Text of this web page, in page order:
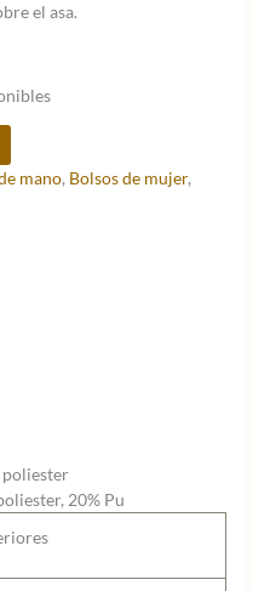
el asa.
mano, Bolsos de mujer,
20% Pu